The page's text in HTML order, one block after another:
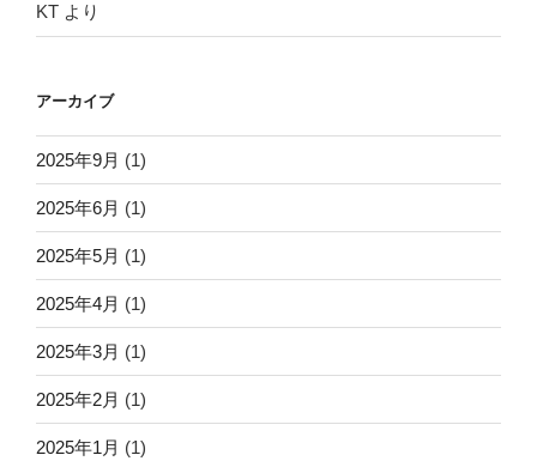
KT より
アーカイブ
2025年9月 (1)
2025年6月 (1)
2025年5月 (1)
2025年4月 (1)
2025年3月 (1)
2025年2月 (1)
2025年1月 (1)